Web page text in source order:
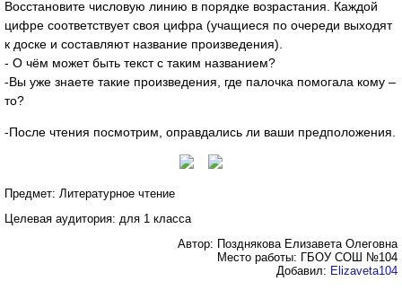
Восстановите числовую линию в порядке возрастания. Каждой
цифре соответствует своя цифра (учащиеся по очереди выходят
к доске и составляют название произведения).
- О чём может быть текст с таким названием?
-Вы уже знаете такие произведения, где палочка помогала кому –
то?
-После чтения посмотрим, оправдались ли ваши предположения.
Предмет: Литературное чтение
Целевая аудитория: для 1 класса
Автор: Позднякова Елизавета Олеговна
Место работы: ГБОУ СОШ №104
Добавил: Elizaveta104